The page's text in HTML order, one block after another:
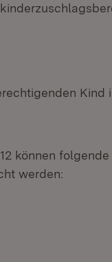
Kind
können
werden: